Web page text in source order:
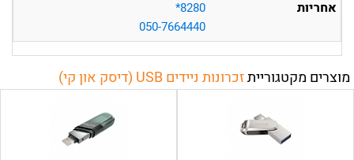
אחריות
‎*8280
מוצרים מקטגורייתזכרונות ניידים USB (דיסק און קי)